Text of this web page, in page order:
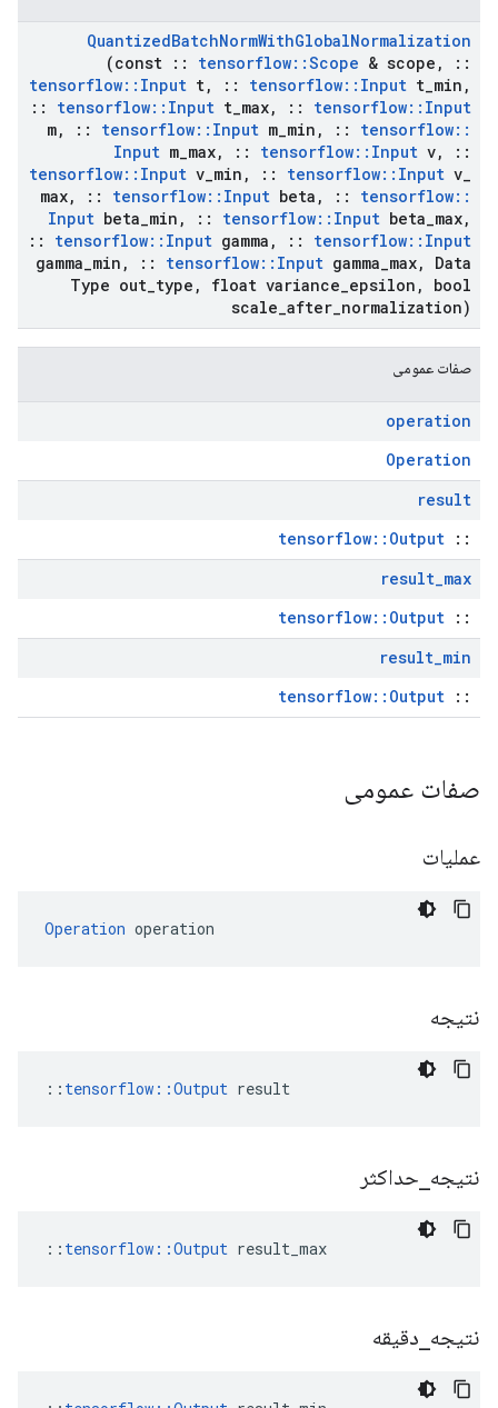
QuantizedBatchNormWithGlobalNormalization
(const :: tensorflow::Scope & scope ,
::
tensorflow:: Input t, :: tensorflow:: Input t min ,
::
tensorflow:: Input t max, :: tensorflow:: Input
m, :: tensorflow:: Input m min , :: tensorflow::
Input m max, :: tensorflow:: Input v,
::
tensorflow:: Input v min , :: tensorflow:: Input v
max, :: tensorflow:: Input beta , :: tensorflow::
Input beta min , :: tensorflow:: Input beta max,
::
tensorflow:: Input gamma , :: tensorflow:: Input
gamma min , :: tensorflow:: Input gamma max,
Data
Type out type , float variance epsilon ,
bool
scale after normalization)
صفات عمومی
operation
Operation
result
::
tensorflow::Output
result_max
::
tensorflow::Output
result_min
::
tensorflow::Output
صفات عمومی
عملیات
Operation operation
نتیجه
:: tensorflow::Output result
نتیجه حداکثر
:: tensorflow::Output result_max
نتیجه دقیقه